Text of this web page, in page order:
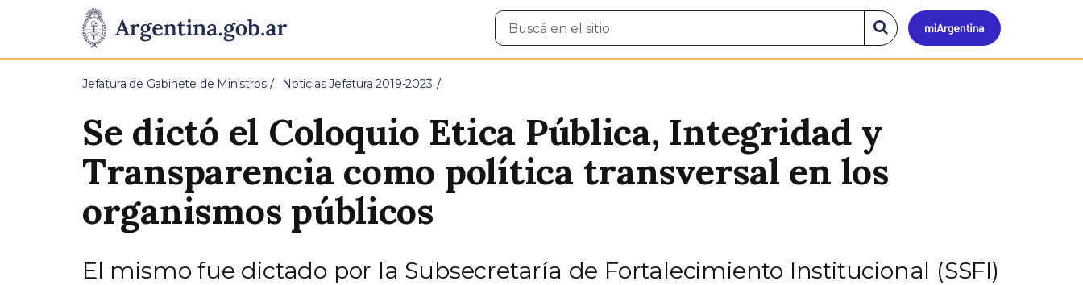
Presidencia
de
Pasar al contenido principal
Mi
Buscar
en
Buscar
en
el
Jefatura de Gabinete de Ministros Noticias Jefatura 2019-2023
Se dictó el Coloquio Etica Pública, Integridad y
Transparencia como política transversal en los
organismos públicos
El mismo fue dictado por la Subsecretaría de Fortalecimiento Institucional (SSFI)